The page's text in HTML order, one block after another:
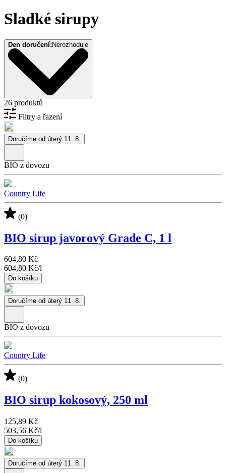
Sladké sirupy
Den doručení: Nerozhoduje
26 produktů
Filtry a řazení
Doručíme od úterý 11. 8.
BIO z dovozu
Country Life
(0)
BIO sirup javorový Grade C, 1 l
604,80 Kč
604,80 Kč/l
Do košíku
Doručíme od úterý 11. 8.
BIO z dovozu
Country Life
(0)
BIO sirup kokosový, 250 ml
125,89 Kč
503,56 Kč/l
Do košíku
Doručíme od úterý 11. 8.